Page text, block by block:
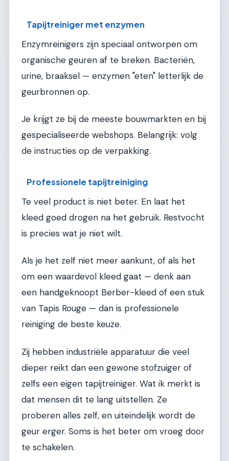
Tapijtreiniger met enzymen
Enzymreinigers zijn speciaal ontworpen om
organische geuren af te breken. Bacteriën,
urine, braaksel — enzymen "eten" letterlijk de
geurbronnen op.
Je krijgt ze bij de meeste bouwmarkten en bij
gespecialiseerde webshops. Belangrijk: volg
de instructies op de verpakking.
Professionele tapijtreiniging
Te veel product is niet beter. En laat het
kleed goed drogen na het gebruik. Restvocht
is precies wat je niet wilt.
Als je het zelf niet meer aankunt, of als het
om een waardevol kleed gaat — denk aan
een handgeknoopt Berber-kleed of een stuk
van Tapis Rouge — dan is professionele
reiniging de beste keuze.
Zij hebben industriële apparatuur die veel
dieper reikt dan een gewone stofzuiger of
zelfs een eigen tapijtreiniger. Wat ik merkt is
dat mensen dit te lang uitstellen. Ze
proberen alles zelf, en uiteindelijk wordt de
geur erger. Soms is het beter om vroeg door
te schakelen.